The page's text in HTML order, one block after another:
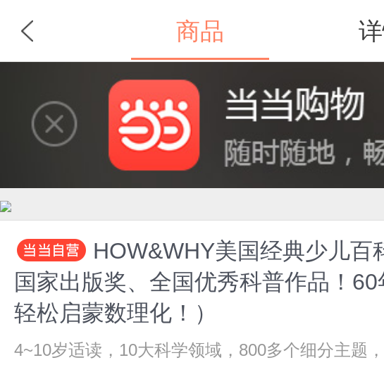
商品
分类
HOW&WHY美国经典少儿
国家出版奖、全国优秀科普作品！
轻松启蒙数理化！）
4~10岁适读，10大科学领域，800多个细分主题